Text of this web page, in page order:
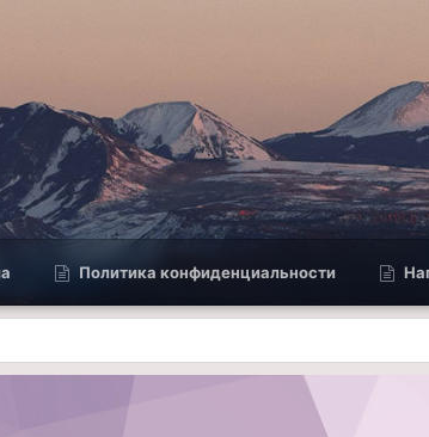
Политика конфиденциальности